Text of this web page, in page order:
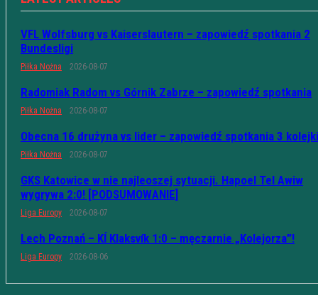
VFL Wolfsburg vs Kaiserslautern – zapowiedź spotkania 2
Bundesligi
Piłka Nożna 2026-08-07
Radomiak Radom vs Górnik Zabrze – zapowiedź spotkania
Piłka Nożna 2026-08-07
Obecna 16 drużyna vs lider – zapowiedź spotkania 3 kolejki
Piłka Nożna 2026-08-07
GKS Katowice w nie najleoszej sytuacji. Hapoel Tel Awiw
wygrywa 2:0! [PODSUMOWANIE]
Liga Europy 2026-08-07
Lech Poznań – KÍ Klaksvík 1:0 – męczarnie „Kolejorza”!
Liga Europy 2026-08-06